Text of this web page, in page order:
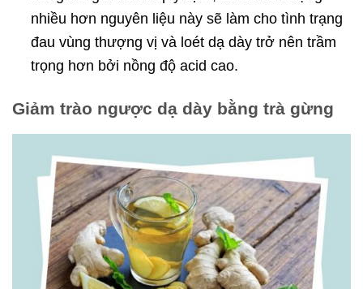
nhiều hơn nguyên liệu này sẽ làm cho tình trạng
đau vùng thượng vị và loét dạ dày trở nên trầm
trọng hơn bởi nồng độ acid cao.
Giảm trào ngược dạ dày bằng trà gừng